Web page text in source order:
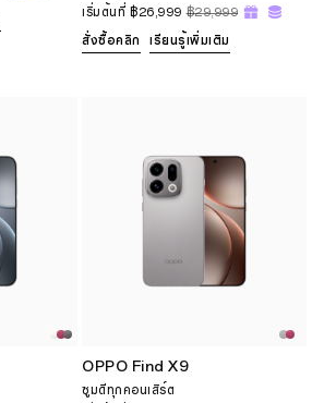
เริ่มต้นที่ ฿26,999 ฿29,999
สั่งซื้อคลิก เรียนรู้เพิ่มเติม
OPPO Find X9
ซูมดีทุกคอนเสิร์ต